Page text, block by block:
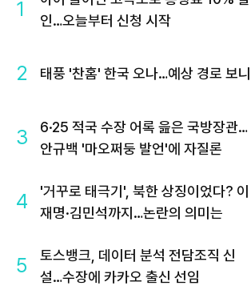
1
인…오늘부터 신청 시작
2 태풍 '찬홈' 한국 오나…예상 경로 보니
3
6·25 적국 수장 어록 읊은 국방장관…
안규백 '마오쩌둥 발언'에 자질론
4
'거꾸로 태극기', 북한 상징이었다? 이
재명·김민석까지…논란의 의미는
5
토스뱅크, 데이터 분석 전담조직 신
설…수장에 카카오 출신 선임